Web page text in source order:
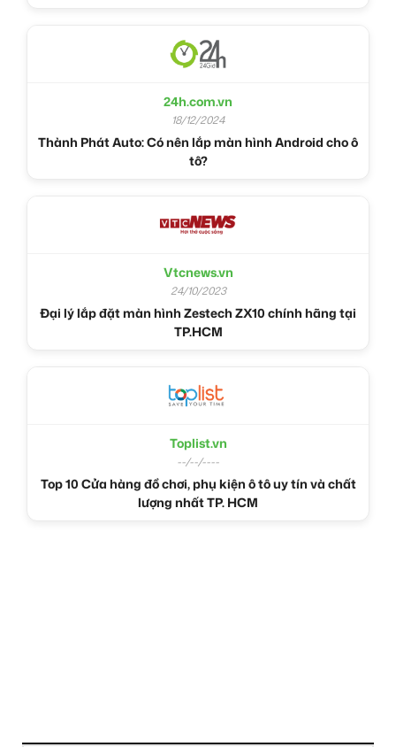
24h.com.vn
18/12/2024
Thành Phát Auto: Có nên lắp màn hình Android cho ô
tô?
Vtcnews.vn
24/10/2023
Đại lý lắp đặt màn hình Zestech ZX10 chính hãng tại
TP.HCM
Toplist.vn
--/--/----
Top 10 Cửa hàng đồ chơi, phụ kiện ô tô uy tín và chất
lượng nhất TP. HCM